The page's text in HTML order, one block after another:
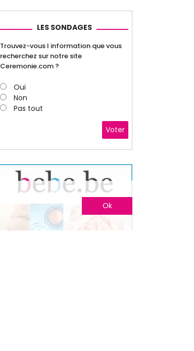
LES SONDAGES
Trouvez-vous l information que vous
recherchez sur notre site
Ceremonie.com ?
Oui
Non
Pas tout
Voter
Ok